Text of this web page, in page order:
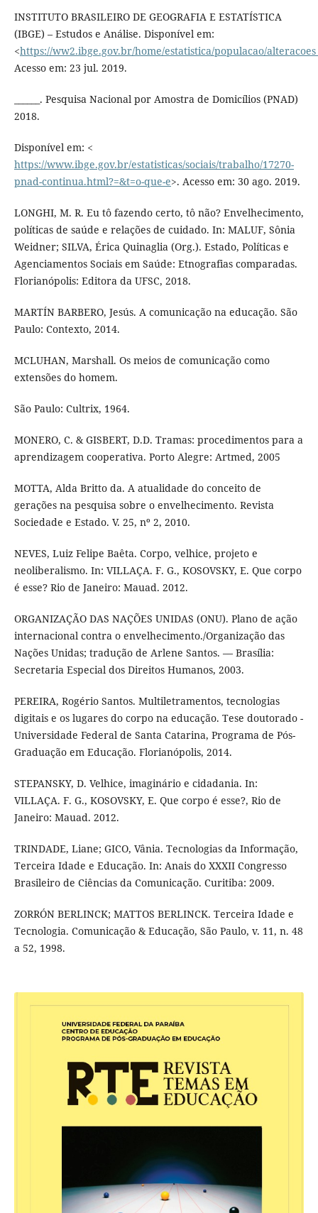
INSTITUTO BRASILEIRO DE GEOGRAFIA E ESTATÍSTICA
(IBGE) – Estudos e Análise. Disponível em:
<https://ww2.ibge.gov.br/home/estatistica/populacao/
Acesso em: 23 jul. 2019.
______. Pesquisa Nacional por Amostra de Domicílios (PNAD)
2018.
Disponível em: <
https://www.ibge.gov.br/estatisticas/sociais/trabalho/17270-
pnad-continua.html?=&t=o-que-e>. Acesso em: 30 ago. 2019.
LONGHI, M. R. Eu tô fazendo certo, tô não? Envelhecimento,
políticas de saúde e relações de cuidado. In: MALUF, Sônia
Weidner; SILVA, Érica Quinaglia (Org.). Estado, Políticas e
Agenciamentos Sociais em Saúde: Etnografias comparadas.
Florianópolis: Editora da UFSC, 2018.
MARTÍN BARBERO, Jesús. A comunicação na educação. São
Paulo: Contexto, 2014.
MCLUHAN, Marshall. Os meios de comunicação como
extensões do homem.
São Paulo: Cultrix, 1964.
MONERO, C. & GISBERT, D.D. Tramas: procedimentos para a
aprendizagem cooperativa. Porto Alegre: Artmed, 2005
MOTTA, Alda Britto da. A atualidade do conceito de
gerações na pesquisa sobre o envelhecimento. Revista
Sociedade e Estado. V. 25, nº 2, 2010.
NEVES, Luiz Felipe Baêta. Corpo, velhice, projeto e
neoliberalismo. In: VILLAÇA. F. G., KOSOVSKY, E. Que corpo
é esse? Rio de Janeiro: Mauad. 2012.
ORGANIZAÇÃO DAS NAÇÕES UNIDAS (ONU). Plano de ação
internacional contra o envelhecimento./Organização das
Nações Unidas; tradução de Arlene Santos. –– Brasília:
Secretaria Especial dos Direitos Humanos, 2003.
PEREIRA, Rogério Santos. Multiletramentos, tecnologias
digitais e os lugares do corpo na educação. Tese doutorado -
Universidade Federal de Santa Catarina, Programa de Pós-
Graduação em Educação. Florianópolis, 2014.
STEPANSKY, D. Velhice, imaginário e cidadania. In:
VILLAÇA. F. G., KOSOVSKY, E. Que corpo é esse?, Rio de
Janeiro: Mauad. 2012.
TRINDADE, Liane; GICO, Vânia. Tecnologias da Informação,
Terceira Idade e Educação. In: Anais do XXXII Congresso
Brasileiro de Ciências da Comunicação. Curitiba: 2009.
ZORRÓN BERLINCK; MATTOS BERLINCK. Terceira Idade e
Tecnologia. Comunicação & Educação, São Paulo, v. 11, n. 48
a 52, 1998.